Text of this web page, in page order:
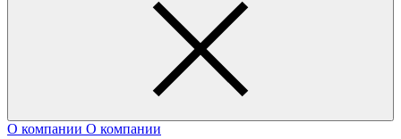
О компании О компании